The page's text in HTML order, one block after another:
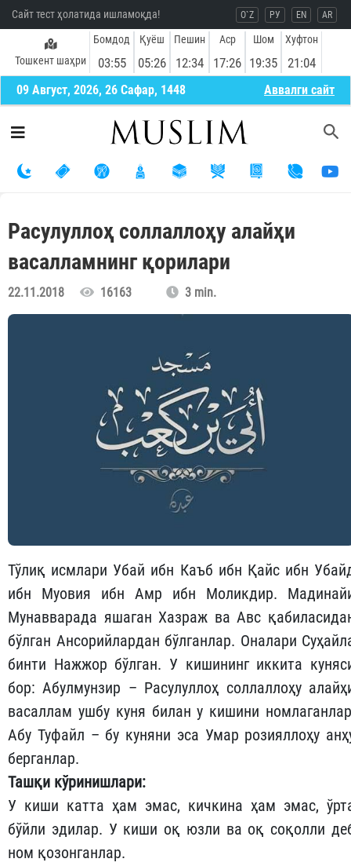
Сайт тест ҳолатида ишламоқда! O`Z РУ EN AR
Тошкент шаҳри
Бомдод
03:55
Қуёш
05:26
Пешин
12:34
Аср
17:26
Шом
19:35
Хуфтон
21:04
09 Август, 2026, 26 Сафар, 1448 Aввалги сайт
Расулуллоҳ соллаллоҳу алайҳи
васалламнинг қорилари
22.11.2018 16163 3 min.
Тўлиқ исмлари Убай ибн Каъб ибн Қайс ибн
ибн Муовия ибн Амр ибн Моликдир.
Мунавварада яшаган Хазраж ва Авс
бўлган Ансорийлардан бўлганлар. Оналари
бинти Нажжор бўлган. У кишининг иккита
бор: Абулмунзир – Расулуллоҳ соллаллоҳу
васаллам ушбу куня билан у кишини
Абу Туфайл – бу куняни эса Умар розияллоҳу
берганлар.
Ташқи кўринишлари:
У киши катта ҳам эмас, кичкина ҳам эмас,
бўйли эдилар. У киши оқ юзли ва оқ соқолли
ном қозонганлар.